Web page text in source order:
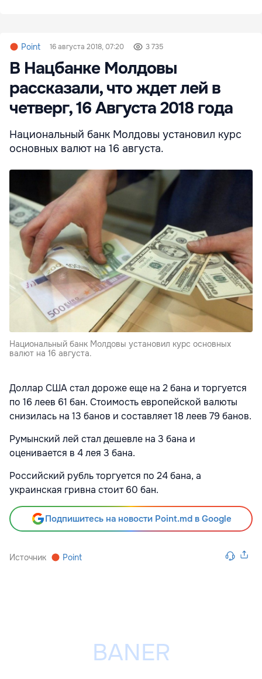
Point 16 августа 2018, 07:20 3 735
В Нацбанке Молдовы
рассказали, что ждет лей в
четверг, 16 Августа 2018 года
Национальный банк Молдовы установил курс
основных валют на 16 августа.
Национальный банк Молдовы установил курс основных
валют на 16 августа.
Доллар США стал дороже еще на 2 бана и торгуется
по 16 леев 61 бан. Стоимость европейской валюты
снизилась на 13 банов и составляет 18 леев 79 банов.
Румынский лей стал дешевле на 3 бана и
оценивается в 4 лея 3 бана.
Российский рубль торгуется по 24 бана, а
украинская гривна стоит 60 бан.
Подпишитесь на новости Point.md в Google
Источник Point